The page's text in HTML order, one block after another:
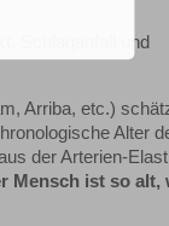
Schlaganfall und
Arriba, etc.)
Alter
der Arterien-
Mensch ist so alt,